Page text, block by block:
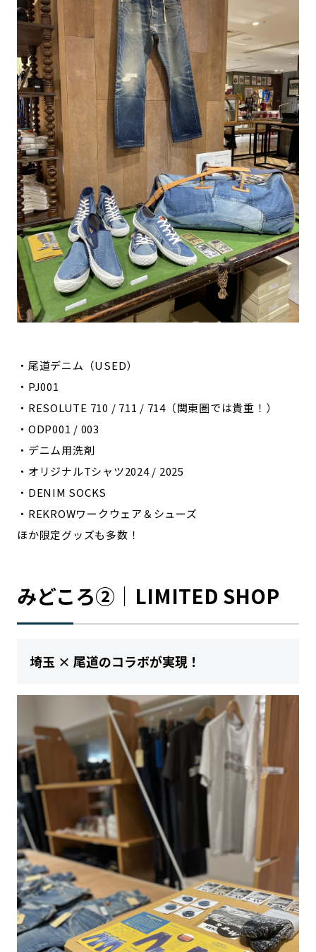
・尾道デニム（USED）
・PJ001
・RESOLUTE 710 / 711 / 714（関東圏では貴重！）
・ODP001 / 003
・デニム用洗剤
・オリジナルTシャツ2024 / 2025
・DENIM SOCKS
・REKROWワークウェア＆シューズ
ほか限定グッズも多数！
みどころ②｜LIMITED SHOP
埼玉 × 尾道のコラボが実現！